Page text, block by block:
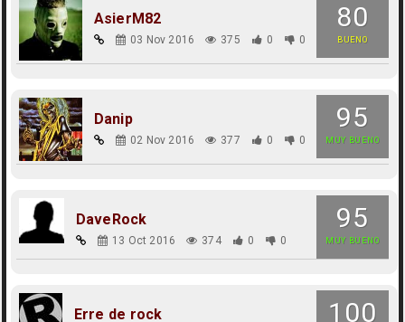
80
BUENO
AsierM82
03 Nov 2016 375 0 0
95
MUY BUENO
Danip
02 Nov 2016 377 0 0
95
MUY BUENO
DaveRock
13 Oct 2016 374 0 0
100
Erre de rock